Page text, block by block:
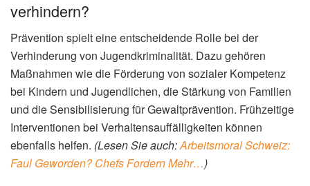
verhindern?
Prävention spielt eine entscheidende Rolle bei der
Verhinderung von Jugendkriminalität. Dazu gehören
Maßnahmen wie die Förderung von sozialer Kompetenz
bei Kindern und Jugendlichen, die Stärkung von Familien
und die Sensibilisierung für Gewaltprävention. Frühzeitige
Interventionen bei Verhaltensauffälligkeiten können
ebenfalls helfen. (Lesen Sie auch:Arbeitsmoral Schweiz:
Faul Geworden? Chefs Fordern Mehr…)